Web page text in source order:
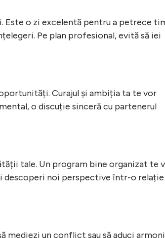
Este o zi excelentă pentru a petrece
Pe plan profesional, evită să iei
Curajul și ambiția ta te vor
o discuție sinceră cu partenerul
tale. Un program bine organizat te
descoperi noi perspective într-o relație
mediezi un conflict sau să aduci